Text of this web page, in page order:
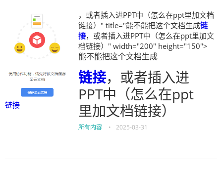
链接
，或者插入进PPT中（怎么在ppt里加文档
链接）" title="能不能把这个文档生成链
接，或者插入进PPT中（怎么在ppt里加文
档链接）" width="200" height="150">
能不能把这个文档生成
链接，或者插入进
PPT中（怎么在ppt
里加文档链接）
所有内容 • 2025-03-31